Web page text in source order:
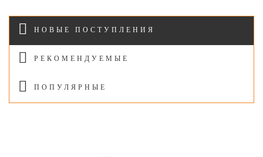
НОВЫЕ ПОСТУПЛЕНИЯ
РЕКОМЕНДУЕМЫЕ
ПОПУЛЯРНЫЕ